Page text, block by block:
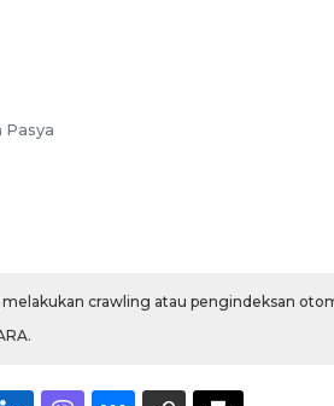
Pasya
crawling atau pengindeksan
Anak